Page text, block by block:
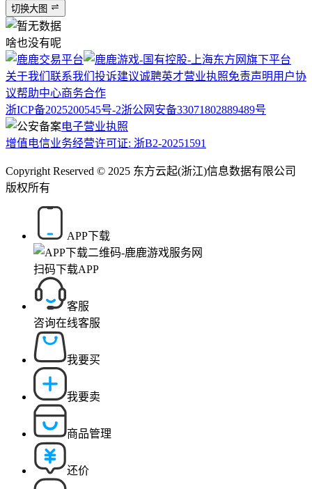
切换大图
啥也没有呢
关于我们 联系我们 投诉建议诚聘英才营业执照免责声明用户协
议帮助中心商务合作
浙ICP备2025200545号-2浙公网安备33071802889489号
电子营业执照
增值电信业务经营许可证: 浙B2-20251591
Copyright Reserved © 2025 东方云起(浙江)信息数据有限公司
版权所有
APP下载
扫码下载APP
客服
咨询在线客服
我要买
我要卖
商品管理
还价